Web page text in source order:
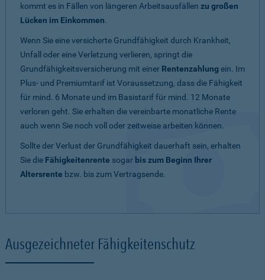
kommt es in Fällen von längeren Arbeitsausfällen zu großen
Lücken im Einkommen.
Wenn Sie eine versicherte Grundfähigkeit durch Krankheit,
Unfall oder eine Verletzung verlieren, springt die
Grundfähigkeitsversicherung mit einer Rentenzahlung ein. Im
Plus- und Premiumtarif ist Voraussetzung, dass die Fähigkeit
für mind. 6 Monate und im Basistarif für mind. 12 Monate
verloren geht. Sie erhalten die vereinbarte monatliche Rente
auch wenn Sie noch voll oder zeitweise arbeiten können.
Sollte der Verlust der Grundfähigkeit dauerhaft sein, erhalten
Sie die Fähigkeitenrente sogar bis zum Beginn Ihrer
Altersrente bzw. bis zum Vertragsende.
Ausgezeichneter Fähigkeitenschutz